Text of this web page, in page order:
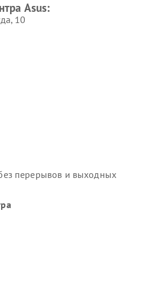
Asus:
10
перерывов и выходных